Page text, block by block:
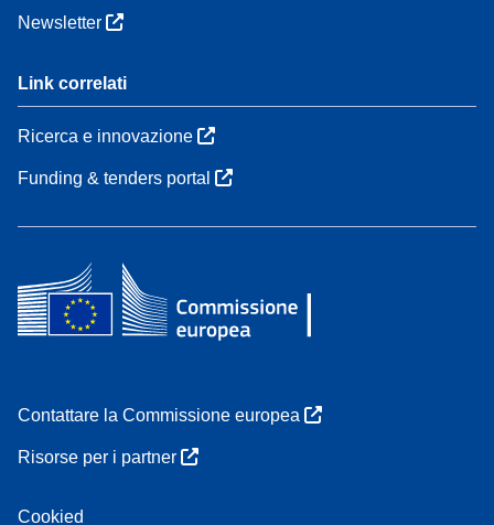
Newsletter
Link correlati
Ricerca e innovazione
Funding & tenders portal
Contattare la Commissione europea
Risorse per i partner
Cookied